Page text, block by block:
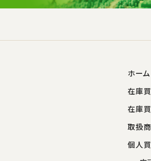
ホーム
在庫
在庫
取扱
個人